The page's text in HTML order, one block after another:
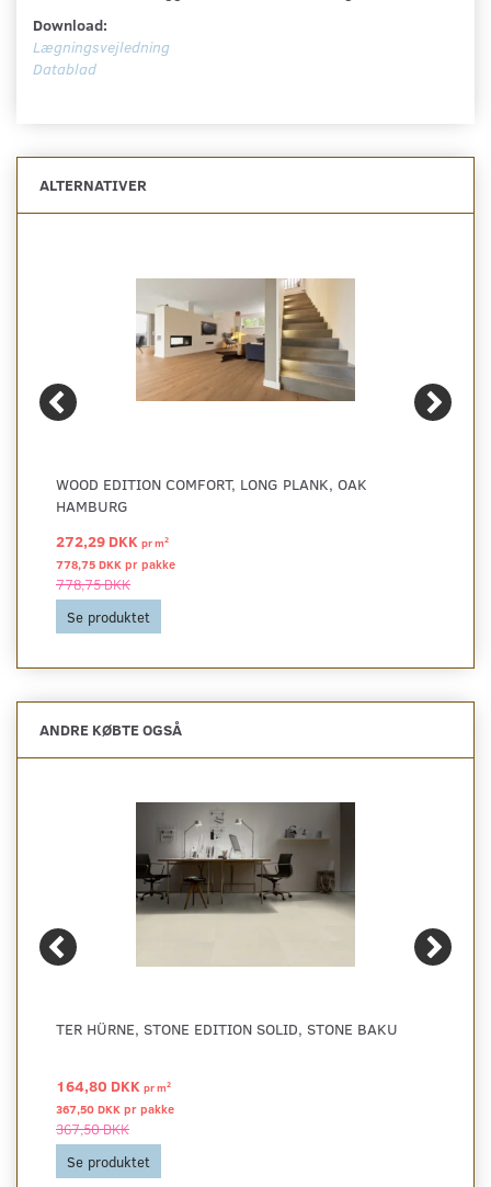
Download:
Lægningsvejledning
Datablad
ALTERNATIVER
WOOD EDITION COMFORT, LONG PLANK, OAK
HAMBURG
272,29 DKK prm2
778,75 DKK pr pakke
778,75 DKK
Se produktet
ANDRE KØBTE OGSÅ
TER HÜRNE, STONE EDITION SOLID, STONE BAKU
164,80 DKK prm2
367,50 DKK pr pakke
367,50 DKK
Se produktet